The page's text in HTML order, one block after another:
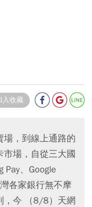
入收藏
場，到線上通路的
市場，自從三大國
Pay、Google
各家銀行無不摩
，今 （8/8）天網